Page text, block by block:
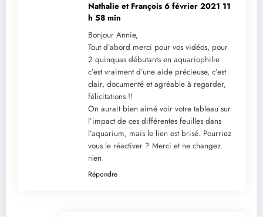
Nathalie et François 6 février 2021 11
h 58 min
Bonjour Annie,
Tout d’abord merci pour vos vidéos, pour
2 quinquas débutants en aquariophilie
c’est vraiment d’une aide précieuse, c’est
clair, documenté et agréable à regarder,
félicitations !!
On aurait bien aimé voir votre tableau sur
l’impact de ces différentes feuilles dans
l’aquarium, mais le lien est brisé. Pourriez
vous le réactiver ? Merci et ne changez
rien
Répondre